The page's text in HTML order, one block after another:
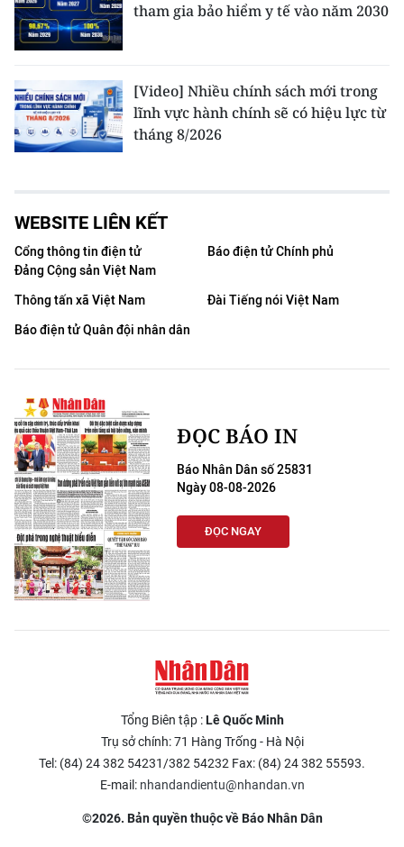
tham gia bảo hiểm y tế vào năm 2030
[Video] Nhiều chính sách mới trong
lĩnh vực hành chính sẽ có hiệu lực từ
tháng 8/2026
WEBSITE LIÊN KẾT
Cổng thông tin điện tử
Đảng Cộng sản Việt Nam
Báo điện tử Chính phủ
Thông tấn xã Việt Nam
Đài Tiếng nói Việt Nam
Báo điện tử Quân đội nhân dân
ĐỌC BÁO IN
Báo Nhân Dân số 25831
Ngày 08-08-2026
ĐỌC NGAY
Tổng Biên tập :Lê Quốc Minh
Trụ sở chính: 71 Hàng Trống - Hà Nội
Tel: (84) 24 382 54231/382 54232 Fax: (84) 24 382 55593.
E-mail: nhandandientu@nhandan.vn
©2026. Bản quyền thuộc về Báo Nhân Dân